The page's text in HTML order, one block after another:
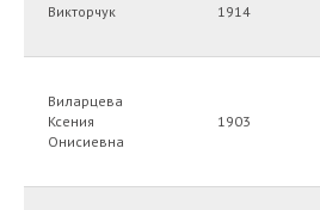
Викторчук 1914
Виларцева
Ксения
Онисиевна
1903